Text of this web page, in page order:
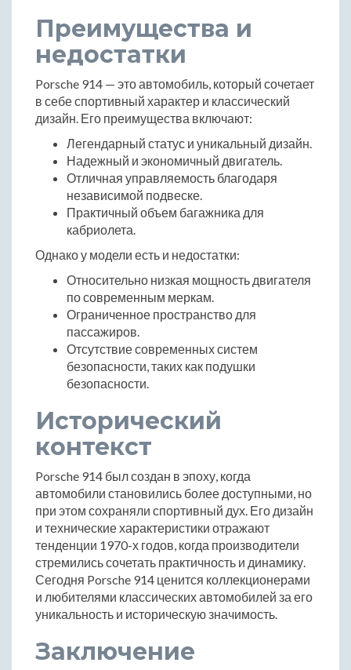
Преимущества и
недостатки
Porsche 914 — это автомобиль, который сочетает
в себе спортивный характер и классический
дизайн. Его преимущества включают:
Легендарный статус и уникальный дизайн.
Надежный и экономичный двигатель.
Отличная управляемость благодаря
независимой подвеске.
Практичный объем багажника для
кабриолета.
Однако у модели есть и недостатки:
Относительно низкая мощность двигателя
по современным меркам.
Ограниченное пространство для
пассажиров.
Отсутствие современных систем
безопасности, таких как подушки
безопасности.
Исторический
контекст
Porsche 914 был создан в эпоху, когда
автомобили становились более доступными, но
при этом сохраняли спортивный дух. Его дизайн
и технические характеристики отражают
тенденции 1970-х годов, когда производители
стремились сочетать практичность и динамику.
Сегодня Porsche 914 ценится коллекционерами
и любителями классических автомобилей за его
уникальность и историческую значимость.
Заключение